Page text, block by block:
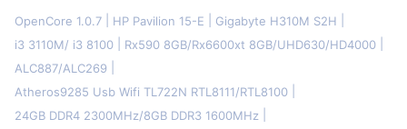
OpenCore 1.0.7 HP Pavilion 15-E
Gigabyte H310M S2H
i3 3110M/ i3 8100
Rx590 8GB/Rx6600xt 8GB/UHD630/HD4000
ALC887/ALC269
Atheros9285 Usb Wifi TL722N RTL8111/RTL8100
24GB DDR4 2300MHz/8GB DDR3 1600MHz